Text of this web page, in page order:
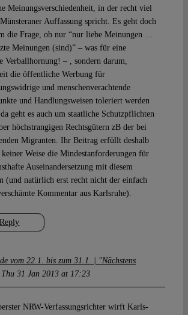
Reply
Meinungsverschiedenheit, in der recht viel
Auffassung spricht. Es geht doch
die Frage, ob nur “nur liebe Meinungen …
Meinungen (sind)” – was für eine
Verballhornung! – , sondern darum,
die öffentliche Werbung für
und menschenverachtende
und Handlungsweisen toleriert werden
geht es auch um staatliche Schutzpflichten
höchstrangigen Rechtsgütern zB der bei
Migranten. Ihr Beitrag erfüllt deshalb
Weise die Mindestanforderungen für
Auseinandersetzung mit diesem
(und natürlich erst recht nicht der einfach
Kommentar aus Karlsruhe).
vom 22.1. bis zum 31.1. | "Nächstens
Thu 31 Jan 2013 at 17:23
NRW-Verfassungsrichter wirft Karls­